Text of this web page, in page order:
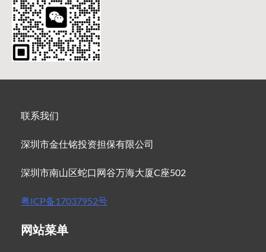
联系我们
深圳市金仕铭投资担保有限公司
深圳市南山区蛇口网谷万海大厦C座502
粤ICP备17037952号
网站菜单